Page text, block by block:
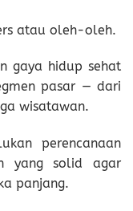
atau oleh-oleh.
gaya hidup sehat
pasar — dari
wisatawan.
perencanaan
yang solid agar
panjang.